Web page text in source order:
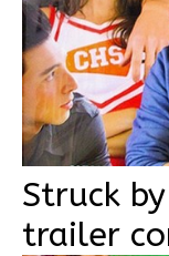
Struck
trailer